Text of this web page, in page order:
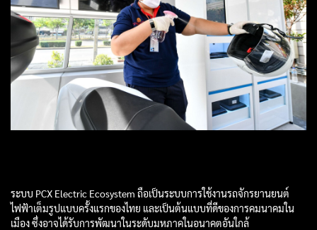
ระบบ PCX Electric Ecosystem ถือเป็นระบบการใช้งานรถจักรยานยนต์
ไฟฟ้าเต็มรูปแบบครั้งแรกของไทย และเป็นต้นแบบที่ดีของการคมนาคมใน
เมือง ซึ่งอาจได้รับการพัฒนาในระดับมหภาคในอนาคตอันใกล้